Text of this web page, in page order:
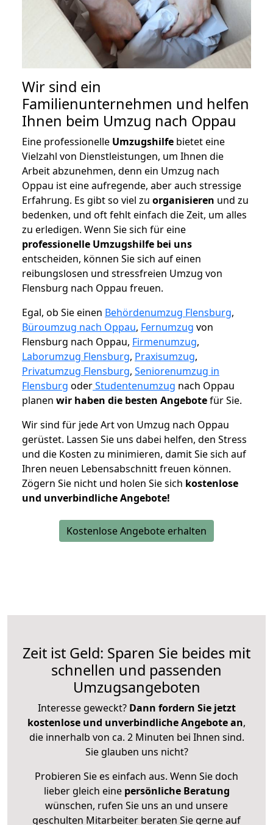
Wir sind ein
Familienunternehmen und helfen
Ihnen beim Umzug nach Oppau
Eine professionelle Umzugshilfe bietet eine
Vielzahl von Dienstleistungen, um Ihnen die
Arbeit abzunehmen, denn ein Umzug nach
Oppau ist eine aufregende, aber auch stressige
Erfahrung. Es gibt so viel zu organisieren und zu
bedenken, und oft fehlt einfach die Zeit, um alles
zu erledigen. Wenn Sie sich für eine
professionelle Umzugshilfe bei uns
entscheiden, können Sie sich auf einen
reibungslosen und stressfreien Umzug von
Flensburg nach Oppau freuen.
Egal, ob Sie einen Behördenumzug Flensburg,
Büroumzug nach Oppau, Fernumzug von
Flensburg nach Oppau, Firmenumzug,
Laborumzug Flensburg, Praxisumzug,
Privatumzug Flensburg, Seniorenumzug in
Flensburg oderStudentenumzug nach Oppau
planen wir haben die besten Angebotefür Sie.
Wir sind für jede Art von Umzug nach Oppau
gerüstet. Lassen Sie uns dabei helfen, den Stress
und die Kosten zu minimieren, damit Sie sich auf
Ihren neuen Lebensabschnitt freuen können.
Zögern Sie nicht und holen Sie sich kostenlose
und unverbindliche Angebote!
Kostenlose Angebote erhalten
Zeit ist Geld: Sparen Sie beides mit
schnellen und passenden
Umzugsangeboten
Interesse geweckt? Dann fordern Sie jetzt
kostenlose und unverbindliche Angebote an,
die innerhalb von ca. 2 Minuten bei Ihnen sind.
Sie glauben uns nicht?
Probieren Sie es einfach aus. Wenn Sie doch
lieber gleich eine persönliche Beratung
wünschen, rufen Sie uns an und unsere
geschulten Mitarbeiter beraten Sie gerne auf